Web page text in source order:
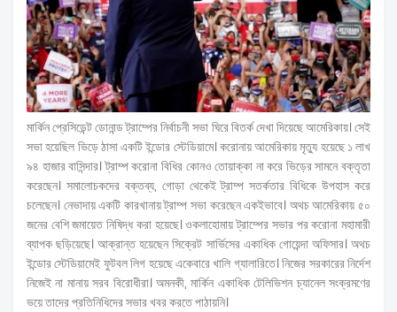
মার্কিন প্রেসিডেন্ট ডোনান্ড ট্রাম্পের নির্বাচনী সভা ঘিরে বিতর্ক দেখা দিয়েছে আমেরিকায়। সেই
সভা হয়েছিল ভিড়ে ঠাসা একটি ইন্ডোর স্টেডিয়ামে। করোনায় আমেরিকায় মৃত্যু হয়েছে ১ লাখ
৯৪ হাজার বাসিন্দার। ট্রাম্প করোনা বিধির কোনও তোয়াক্কা না করে ভিড়ের সামনে বক্তৃতা
করেছেন। সমালোচকদের বক্তব্য, গোড়া থেকেই ট্রাম্প সতর্কতার বিধিকে উপহাস করে
চলেছেন। নেভাদায় একটি কারখানায় ট্রাম্প সভা করেছেন একইভাবে। অথচ আমেরিকায় ৫০
জনের বেশি জমায়েত নিষিদ্ধ করা হয়েছে। ওকলাহোমায় ট্রাম্পের সভার পর করোনা মহামারী
ব্যাপক ছড়িয়েছে। আক্রান্ত হয়েছেন সিক্রেট সার্ভিসের একাধিক গোয়েন্দা অফিসার। অথচ
ইন্ডোর স্টেডিয়ামেই ফুটবল লিগ হয়েছে একেবারে খালি গ্যালারিতে। নিজের সরকারের নির্দেশ
নিজেই না মানায় সরব বিরোধীরা। অমনকী, মার্কিন একাধিক টেলিভিশন চ্যানেল সংক্রমণের
ভয়ে তাদের প্রতিনিধিদের সভার খবর করতে পাঠায়নি।